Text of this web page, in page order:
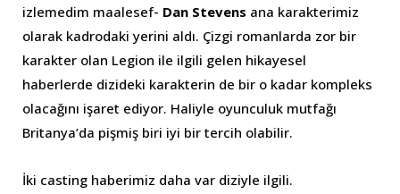
izlemedim maalesef- Dan Stevens ana karakterimiz
olarak kadrodaki yerini aldı. Çizgi romanlarda zor bir
karakter olan Legion ile ilgili gelen hikayesel
haberlerde dizideki karakterin de bir o kadar kompleks
olacağını işaret ediyor. Haliyle oyunculuk mutfağı
Britanya’da pişmiş biri iyi bir tercih olabilir.
İki casting haberimiz daha var diziyle ilgili.